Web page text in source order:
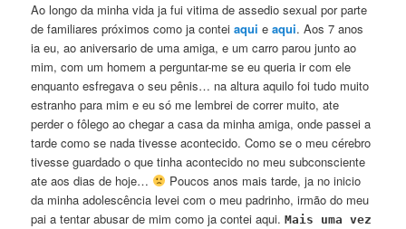
Ao longo da minha vida ja fui vitima de assedio sexual por parte
de familiares próximos como ja conteiaqui eaqui. Aos 7 anos
ia eu, ao aniversario de uma amiga, e um carro parou junto ao
mim, com um homem a perguntar-me se eu queria ir com ele
enquanto esfregava o seu pênis… na altura aquilo foi tudo muito
estranho para mim e eu só me lembrei de correr muito, ate
perder o fôlego ao chegar a casa da minha amiga, onde passei a
tarde como se nada tivesse acontecido. Como se o meu cérebro
tivesse guardado o que tinha acontecido no meu subconsciente
ate aos dias de hoje…
Poucos anos mais tarde, ja no inicio
da minha adolescência levei com o meu padrinho, irmão do meu
pai a tentar abusar de mim como ja contei aqui.Mais uma vez